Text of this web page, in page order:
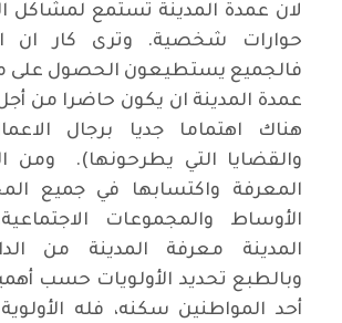
لان عمدة المدينة تستمع لمشاكل
حوارات شخصية. وترى كار ان
فالجميع يستطيعون الحصول على
عمدة المدينة ان يكون حاضرا من
هناك اهتماما جديا برجال
والقضايا التي يطرحونها). ومن
المعرفة واكتسابها في جميع
الأوساط والمجموعات
المدينة معرفة المدينة من
وبالطبع تحديد الأولويات حسب
أحد المواطنين سكنه، فله